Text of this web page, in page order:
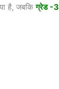
है, जबकिग्रेड -3